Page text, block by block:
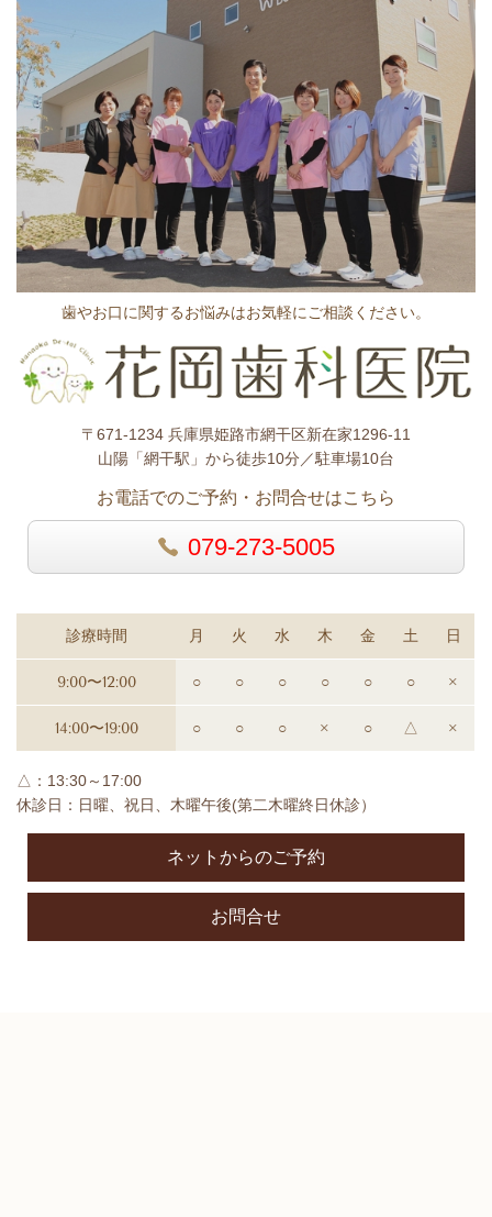
歯やお口に関するお悩みはお気軽にご相談ください。
〒671-1234 兵庫県姫路市網干区新在家1296-11
山陽「網干駅」から徒歩10分／駐車場10台
お電話でのご予約・お問合せはこちら
079-273-5005
診療時間 月 火 水 木 金 土 日
9:00〜12:00 ○ ○ ○ ○ ○ ○ ×
14:00〜19:00 ○ ○ ○ × ○ △ ×
△：13:30～17:00
休診日：日曜、祝日、木曜午後(第二木曜終日休診）
ネットからのご予約
お問合せ